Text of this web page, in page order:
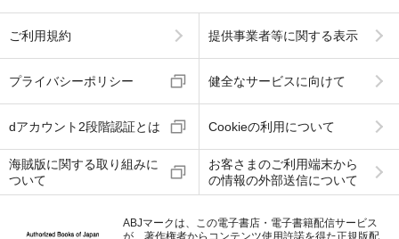
ご利用規約 提供事業者等に関する表示
プライバシーポリシー 健全なサービスに向けて
dアカウント2段階認証とは Cookieの利用について
海賊版に関する取り組みに
ついて
お客さまのご利用端末から
の情報の外部送信について
ABJマークは、この電子書店・電子書籍配信サービス
が、著作権者からコンテンツ使用許諾を得た正規版配